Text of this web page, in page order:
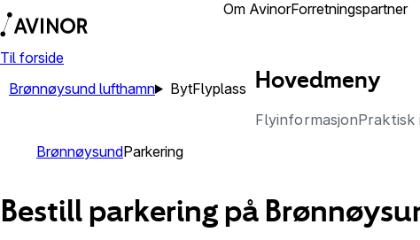
Til forside
Om AvinorForretningspartner
Brønnøysund lufthamn BytFlyplass Hovedmeny
FlyinformasjonPraktisk
BrønnøysundParkering
Bestill parkering på